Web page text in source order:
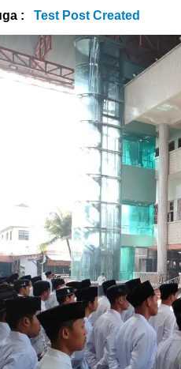
: Test Post Created